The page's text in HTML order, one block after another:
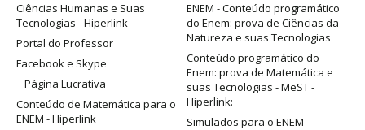
Ciências Humanas e Suas
Tecnologias - Hiperlink
ENEM - Conteúdo programático
do Enem: prova de Ciências da
Natureza e suas Tecnologias
Portal do Professor
Conteúdo programático do
Enem: prova de Matemática e
suas Tecnologias - MeST -
Hiperlink:
Facebook e Skype
Página Lucrativa
Conteúdo de Matemática para o
ENEM - Hiperlink
Simulados para o ENEM